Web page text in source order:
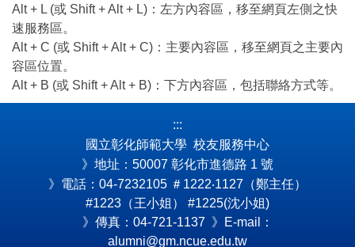
Alt + L (或 Shift + Alt + L)：左方內容區，移至網頁左側之快
速服務區。
Alt + C (或 Shift + Alt + C)：主要內容區，移至網頁之主要內
容區位置。
Alt + B (或 Shift + Alt + B)：下方內容區，包括聯絡方式等。
:::
國立彰化師範大學 校友服務中心
》地址：50007 彰化市進德路 1 號
》電話：04-7232105 ＃1222‧1127（鄭主任）
#1223（王小姐） #1225(沈小姐)
》傳真：04-721-1137 》E-mail：
alumni@gm.ncue.edu.tw